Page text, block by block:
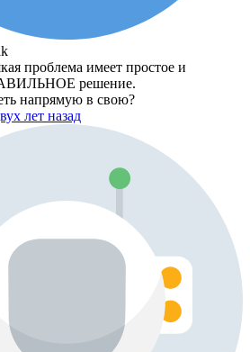
проблема имеет простое и
решение.
напрямую в свою?
лет назад